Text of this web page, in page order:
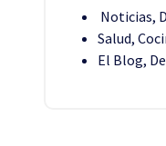
Noticias,
Salud,
El Blog,